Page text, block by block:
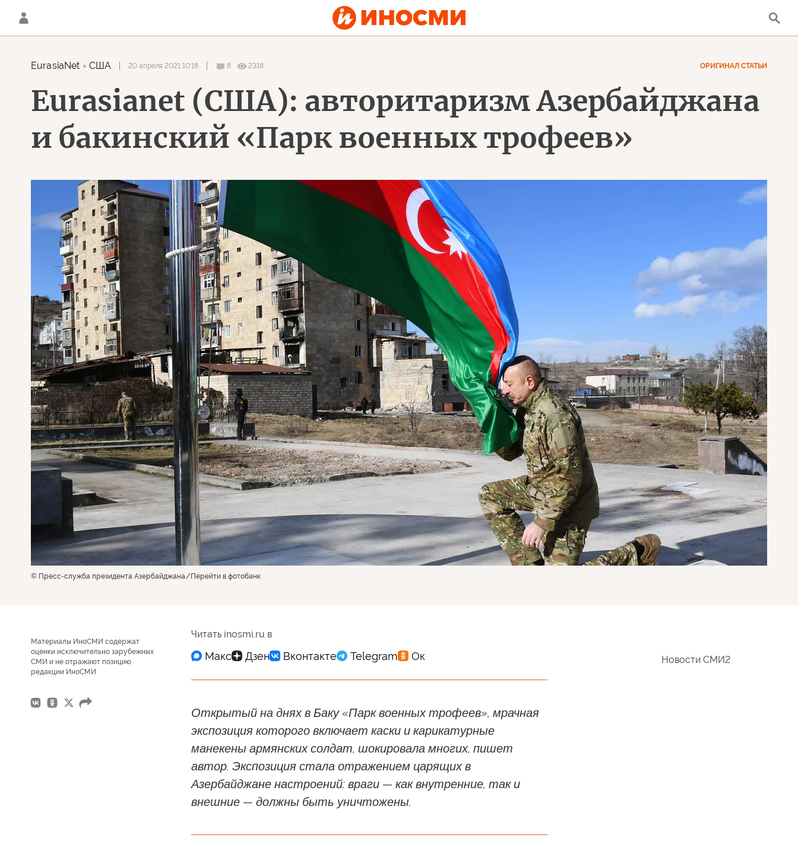
EurasiaNet США 20 апреля 2021 10:18 8 2318 ОРИГИНАЛ СТАТЬИ
Eurasianet (США): авторитаризм Азербайджана
и бакинский «Парк военных трофеев»
© Пресс-служба президента Азербайджана Перейти в фотобанк
Материалы ИноСМИ содержат
оценки исключительно зарубежных
СМИ и не отражают позицию
редакции ИноСМИ
Читать inosmi.ru в
Открытый на днях в Баку «Парк военных трофеев», мрачная
экспозиция которого включает каски и карикатурные
манекены армянских солдат, шокировала многих, пишет
автор. Экспозиция стала отражением царящих в
Азербайджане настроений: враги — как внутренние, так и
внешние — должны быть уничтожены.
Новости СМИ2